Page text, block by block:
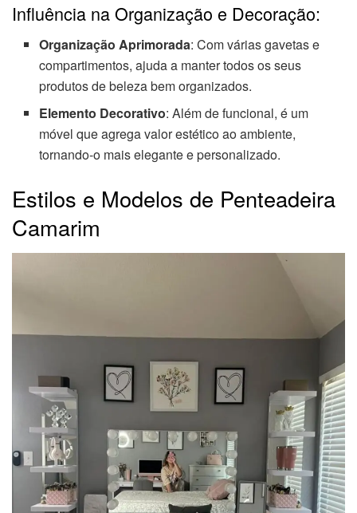
Influência na Organização e Decoração:
Organização Aprimorada: Com várias gavetas e
compartimentos, ajuda a manter todos os seus
produtos de beleza bem organizados.
Elemento Decorativo: Além de funcional, é um
móvel que agrega valor estético ao ambiente,
tornando-o mais elegante e personalizado.
Estilos e Modelos de Penteadeira
Camarim